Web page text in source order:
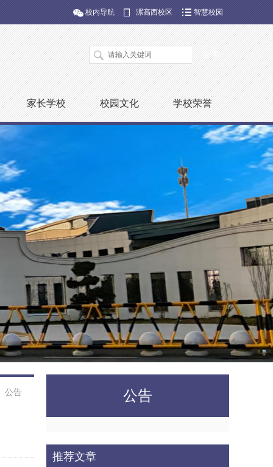
校内导航 漯高西校区 智慧校园
家长学校 校园文化 学校荣誉
公告
推荐文章
公告